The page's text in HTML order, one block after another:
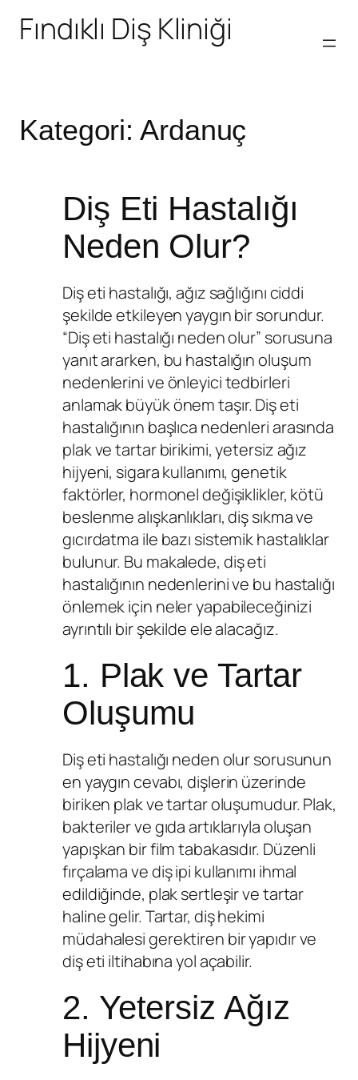
Fındıklı Diş Kliniği
Kategori: Ardanuç
Diş Eti Hastalığı
Neden Olur?
Diş eti hastalığı, ağız sağlığını ciddi
şekilde etkileyen yaygın bir sorundur.
“Diş eti hastalığı neden olur” sorusuna
yanıt ararken, bu hastalığın oluşum
nedenlerini ve önleyici tedbirleri
anlamak büyük önem taşır. Diş eti
hastalığının başlıca nedenleri arasında
plak ve tartar birikimi, yetersiz ağız
hijyeni, sigara kullanımı, genetik
faktörler, hormonel değişiklikler, kötü
beslenme alışkanlıkları, diş sıkma ve
gıcırdatma ile bazı sistemik hastalıklar
bulunur. Bu makalede, diş eti
hastalığının nedenlerini ve bu hastalığı
önlemek için neler yapabileceğinizi
ayrıntılı bir şekilde ele alacağız.
1. Plak ve Tartar
Oluşumu
Diş eti hastalığı neden olur sorusunun
en yaygın cevabı, dişlerin üzerinde
biriken plak ve tartar oluşumudur. Plak,
bakteriler ve gıda artıklarıyla oluşan
yapışkan bir film tabakasıdır. Düzenli
fırçalama ve diş ipi kullanımı ihmal
edildiğinde, plak sertleşir ve tartar
haline gelir. Tartar, diş hekimi
müdahalesi gerektiren bir yapıdır ve
diş eti iltihabına yol açabilir.
2. Yetersiz Ağız
Hijyeni